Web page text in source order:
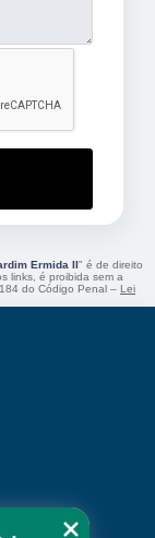
Ermida II" é de direito
links, é proibida sem a
do Código Penal – Lei